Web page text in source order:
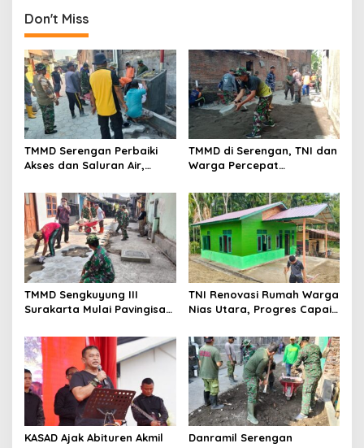
Don't Miss
TMMD Serengan Perbaiki
Akses dan Saluran Air,
TMMD di Serengan, TNI dan
Warga Percepat
TMMD Sengkuyung III
Surakarta Mulai Pavingisasi
TNI Renovasi Rumah Warga
Nias Utara, Progres Capai
KASAD Ajak Abituren Akmil
Danramil Serengan